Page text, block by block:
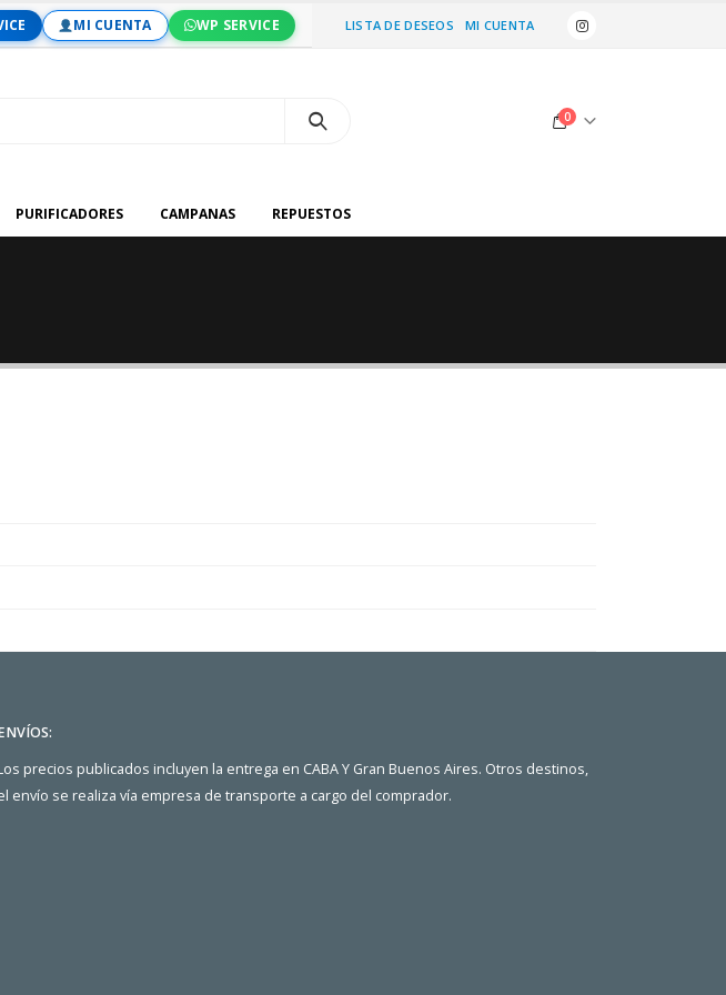
MI CUENTA WP SERVICE LISTA DE DESEOS MI CUENTA
0
PURIFICADORES CAMPANAS REPUESTOS
precios publicados incluyen la entrega en CABA Y Gran Buenos Aires. Otros destinos,
envío se realiza vía empresa de transporte a cargo del comprador.